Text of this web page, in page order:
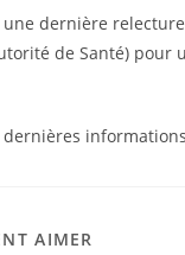
dernière
de Santé)
dernières
AIMER